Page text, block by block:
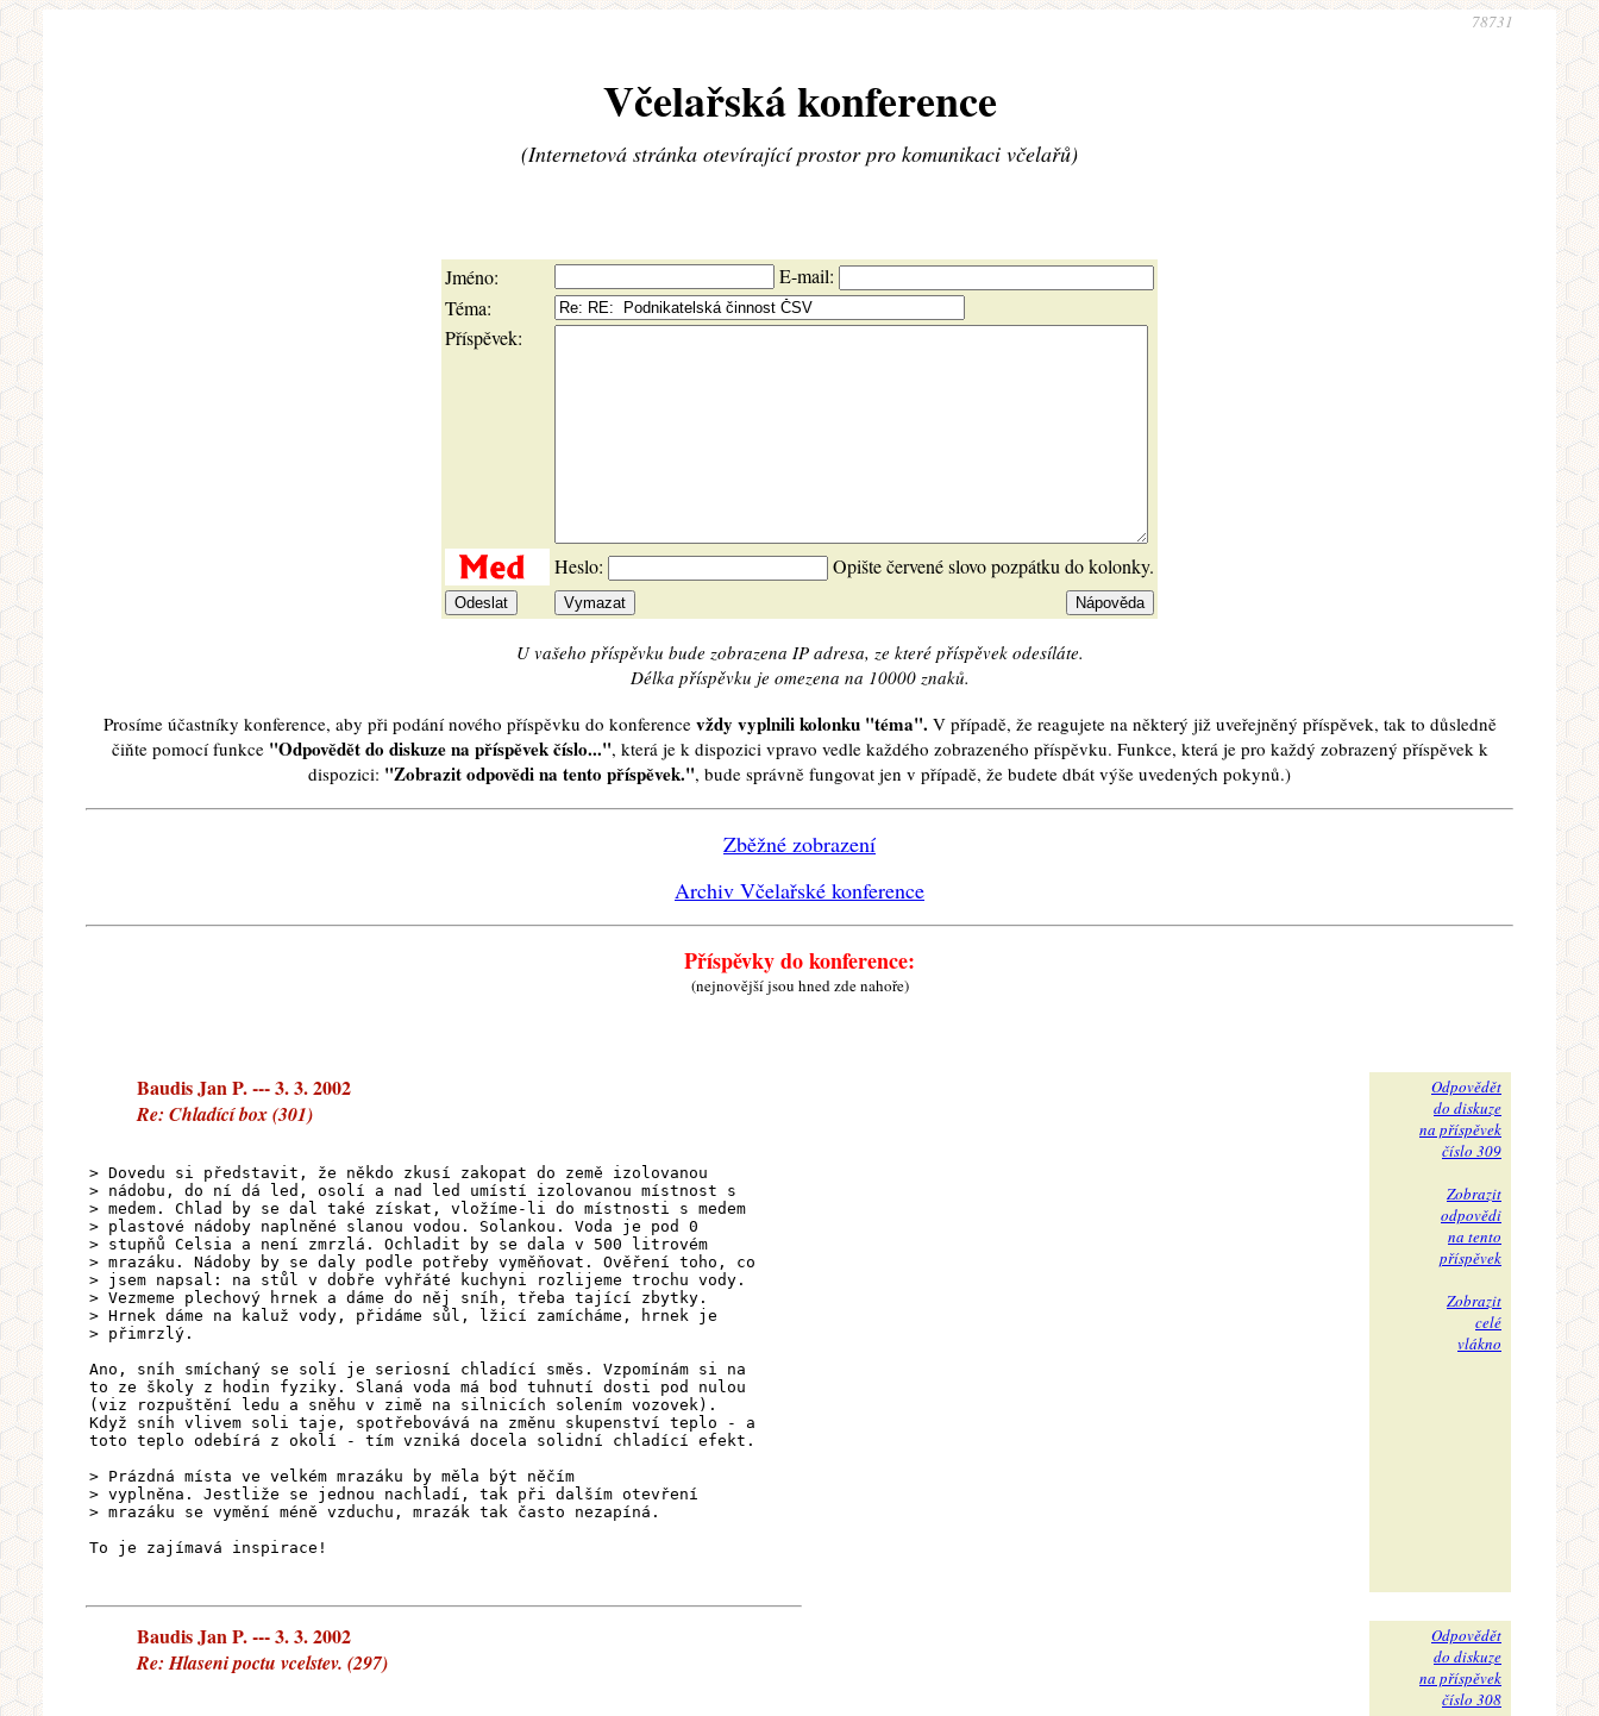
78731
Včelařská konference
(Internetová stránka otevírající prostor pro komunikaci včelařů)
Jméno:
E-mail:
Téma:
Příspěvek:
Heslo: Opište červené slovo pozpátku do kolonky.
U vašeho příspěvku bude zobrazena IP adresa, ze které příspěvek odesíláte.
Délka příspěvku je omezena na 10000 znaků.
Prosíme účastníky konference, aby při podání nového příspěvku do konference vždy vyplnili kolonku "téma". V případě, že reagujete na některý již uveřejněný příspěvek, tak to důsledně
čiňte pomocí funkce "Odpovědět do diskuze na příspěvek číslo...", která je k dispozici vpravo vedle každého zobrazeného příspěvku. Funkce, která je pro každý zobrazený příspěvek k
dispozici: "Zobrazit odpovědi na tento příspěvek.", bude správně fungovat jen v případě, že budete dbát výše uvedených pokynů.)
Zběžné zobrazení
Archiv Včelařské konference
Příspěvky do konference:
(nejnovější jsou hned zde nahoře)
Baudis Jan P. --- 3. 3. 2002
Re: Chladící box (301)
> Dovedu si představit, že někdo zkusí zakopat do země izolovanou
> nádobu, do ní dá led, osolí a nad led umístí izolovanou místnost s
> medem. Chlad by se dal také získat, vložíme-li do místnosti s medem
> plastové nádoby naplněné slanou vodou. Solankou. Voda je pod 0
> stupňů Celsia a není zmrzlá. Ochladit by se dala v 500 litrovém
> mrazáku. Nádoby by se daly podle potřeby vyměňovat. Ověření toho, co
> jsem napsal: na stůl v dobře vyhřáté kuchyni rozlijeme trochu vody.
> Vezmeme plechový hrnek a dáme do něj sníh, třeba tající zbytky.
> Hrnek dáme na kaluž vody, přidáme sůl, lžicí zamícháme, hrnek je
> přimrzlý.
Ano, sníh smíchaný se solí je seriosní chladící směs. Vzpomínám si na
to ze školy z hodin fyziky. Slaná voda má bod tuhnutí dosti pod nulou
(viz rozpuštění ledu a sněhu v zimě na silnicích solením vozovek).
Když sníh vlivem soli taje, spotřebovává na změnu skupenství teplo - a
toto teplo odebírá z okolí - tím vzniká docela solidní chladící efekt.
> Prázdná místa ve velkém mrazáku by měla být něčím
> vyplněna. Jestliže se jednou nachladí, tak při dalším otevření
> mrazáku se vymění méně vzduchu, mrazák tak často nezapíná.
To je zajímavá inspirace!
Odpovědět
do diskuze
na příspěvek
číslo 309
Zobrazit
odpovědi
na tento
příspěvek
Zobrazit
celé
vlákno
Baudis Jan P. --- 3. 3. 2002
Re: Hlaseni poctu vcelstev. (297)
Odpovědět
do diskuze
na příspěvek
číslo 308